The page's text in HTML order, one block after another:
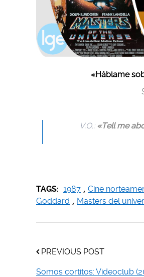
«Háblame
V.O.: «Tell me
TAGS: 1987 , Cine
Goddard , Masters del
PREVIOUS POST
Somos cortitos: Videoclub